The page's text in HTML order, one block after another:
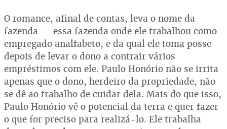
O romance, afinal de contas, leva o nome da
fazenda — essa fazenda onde ele trabalhou como
empregado analfabeto, e da qual ele toma posse
depois de levar o dono a contrair vários
empréstimos com ele. Paulo Honório não se irrita
apenas que o dono, herdeiro da propriedade, não
se dê ao trabalho de cuidar dela. Mais do que isso,
Paulo Honório vê o potencial da terra e quer fazer
o que for preciso para realizá-lo. Ele trabalha